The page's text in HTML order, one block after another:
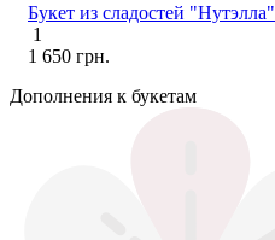
Букет из сладостей "Нутэлла"
1
1 650 грн.
Дополнения к букетам